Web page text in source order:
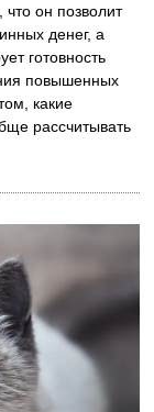
он позволит
денег, а
готовность
повышенных
какие
рассчитывать